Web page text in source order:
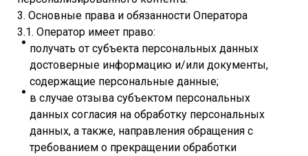
3. Основные права и обязанности Оператора
3.1. Оператор имеет право:
получать от субъекта персональных данных
достоверные информацию и/или документы,
содержащие персональные данные;
в случае отзыва субъектом персональных
данных согласия на обработку персональных
данных, а также, направления обращения с
требованием о прекращении обработки